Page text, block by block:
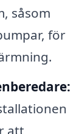
såsom
för